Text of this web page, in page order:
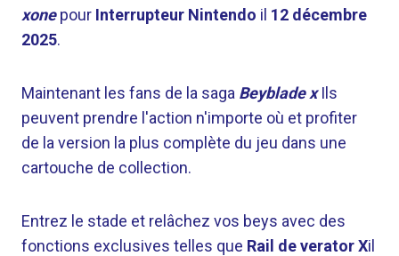
xonepour Interrupteur Nintendo il 12 décembre
2025.
Maintenant les fans de la saga Beyblade xIls
peuvent prendre l'action n'importe où et profiter
de la version la plus complète du jeu dans une
cartouche de collection.
Entrez le stade et relâchez vos beys avec des
fonctions exclusives telles que Rail de verator Xil